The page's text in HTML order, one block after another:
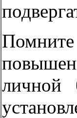
личной